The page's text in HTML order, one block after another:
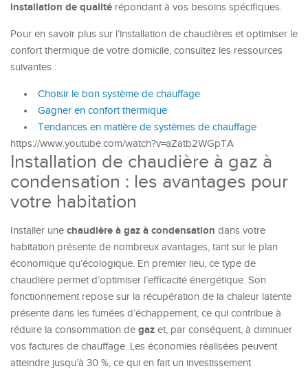
installation de qualité répondant à vos besoins spécifiques.
Pour en savoir plus sur l’installation de chaudières et optimiser le
confort thermique de votre domicile, consultez les ressources
suivantes :
Choisir le bon système de chauffage
Gagner en confort thermique
Tendances en matière de systèmes de chauffage
https://www.youtube.com/watch?v=aZatb2WGpTA
Installation de chaudière à gaz à
condensation : les avantages pour
votre habitation
Installer une chaudière à gaz à condensation dans votre
habitation présente de nombreux avantages, tant sur le plan
économique qu’écologique. En premier lieu, ce type de
chaudière permet d’optimiser l’efficacité énergétique. Son
fonctionnement repose sur la récupération de la chaleur latente
présente dans les fumées d’échappement, ce qui contribue à
réduire la consommation de gaz et, par conséquent, à diminuer
vos factures de chauffage. Les économies réalisées peuvent
atteindre jusqu’à 30 %, ce qui en fait un investissement